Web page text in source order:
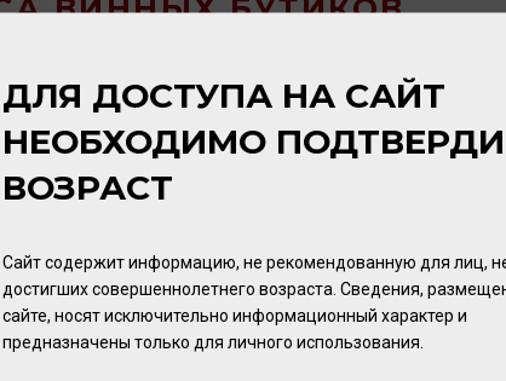
ВИННЫХ БУТИКОВ
ДЛЯ ДОСТУПА НА САЙТ
НЕОБХОДИМО
ВОЗРАСТ
Сайт содержит информацию, не рекомендованную для лиц,
достигших совершеннолетнего возраста. Сведения,
сайте, носят исключительно информационный характер и
предназначены только для личного использования.